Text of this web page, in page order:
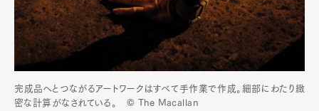
完成品へとつながるアートワークはすべて手作業で作成。細部にわたり緻
密な計算がなされている。 © The Macallan